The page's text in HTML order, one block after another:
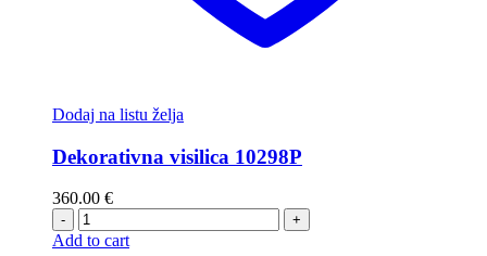
Dodaj na listu želja
Dekorativna visilica 10298P
360.00 €
- +
Add to cart